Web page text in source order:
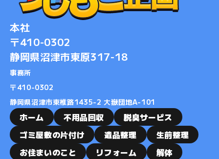
2019-10
2019-08
2019-07
2019-02
2019-01
2018-10
2018-08
2018-07
2018-06
本社
〒410-0302
静岡県沼津市東原317-18
事務所
​​​​​​​〒410-0302
静岡県沼津市東椎路1435-2 大嶽団地A-101
ホーム 不用品回収
脱臭サービス
ゴミ屋敷の片付け
遺品整理
生前整理
お住まいのこと
リフォーム
解体